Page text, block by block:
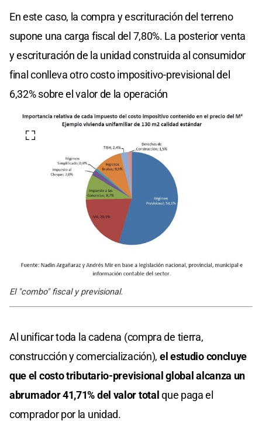
En este caso, la compra y escrituración del terreno
supone una carga fiscal del 7,80%. La posterior venta
y escrituración de la unidad construida al consumidor
final conlleva otro costo impositivo-previsional del
6,32% sobre el valor de la operación
El "combo" fiscal y previsional.
Al unificar toda la cadena (compra de tierra,
construcción y comercialización), el estudio concluye
que el costo tributario-previsional global alcanza un
abrumador 41,71% del valor totalque paga el
comprador por la unidad.